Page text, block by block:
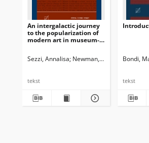
An intergalactic journey
to the popularization of
modern art in museum-
Sezzi, Annalisa Newman, John G. Ed.
tekst
Bondi,
tekst